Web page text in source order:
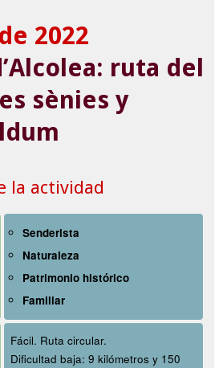
2022
ruta del
sènies y
la actividad
Senderista
Naturaleza
Patrimonio histórico
Familiar
Fácil. Ruta circular.
Dificultad baja: 9 kilómetros y 150